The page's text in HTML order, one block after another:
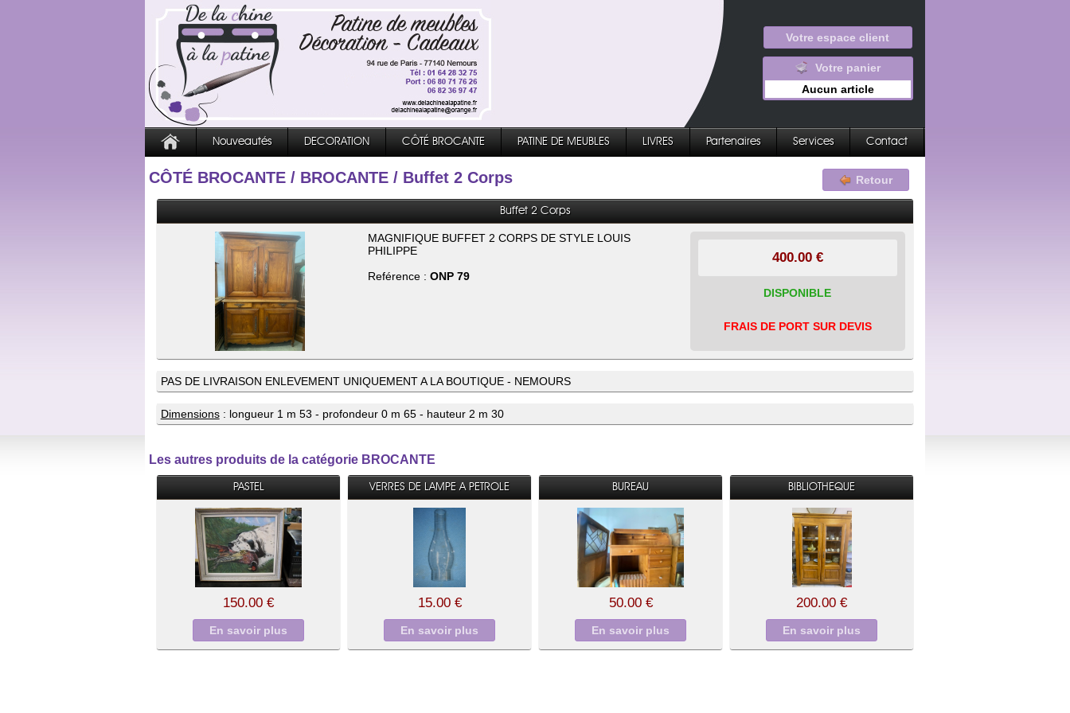
Votre espace client
Votre panier
Aucun article
Nouveautés DECORATION CÔTÉ BROCANTE PATINE DE MEUBLES LIVRES Partenaires Services Contact
Retour
CÔTÉ BROCANTE / BROCANTE / Buffet 2 Corps
Buffet 2 Corps
MAGNIFIQUE BUFFET 2 CORPS DE STYLE LOUIS
PHILIPPE
Reférence : ONP 79
400.00 €
DISPONIBLE
FRAIS DE PORT SUR DEVIS
PAS DE LIVRAISON ENLEVEMENT UNIQUEMENT A LA BOUTIQUE - NEMOURS
Dimensions: longueur 1 m 53 - profondeur 0 m 65 - hauteur 2 m 30
Les autres produits de la catégorie BROCANTE
PASTEL
150.00 €
En savoir plus
VERRES DE LAMPE A PETROLE
15.00 €
En savoir plus
BUREAU
50.00 €
En savoir plus
BIBLIOTHEQUE
200.00 €
En savoir plus